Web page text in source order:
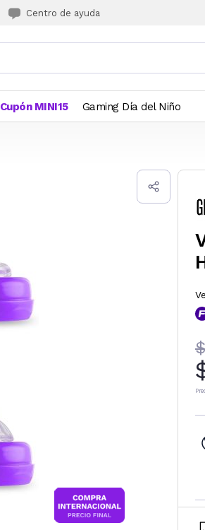
Centro de ayuda
Cupón MINI15 Gaming Día del Niño